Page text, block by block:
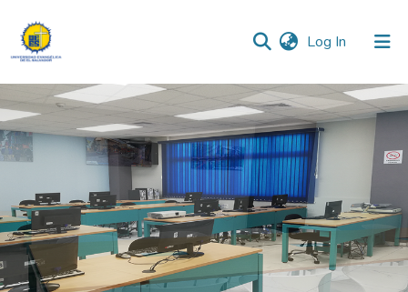
Log In (current)
Communities & Collections
All of DSpace